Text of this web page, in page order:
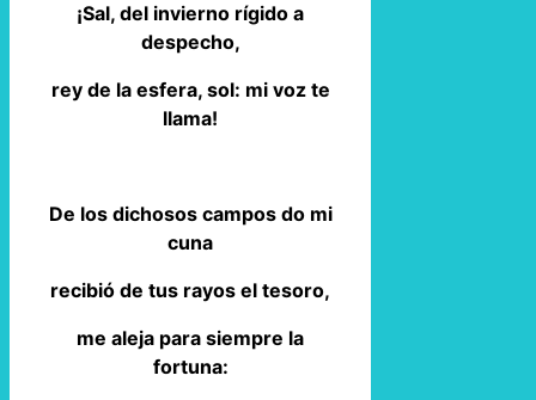
¡Sal, del invierno rígido a
despecho,
rey de la esfera, sol: mi voz te
llama!
De los dichosos campos do mi
cuna
recibió de tus rayos el tesoro,
me aleja para siempre la
fortuna: